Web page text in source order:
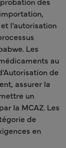
l'autorisation
Les
au
de
assurer la
un
la MCAZ. Les
de
en